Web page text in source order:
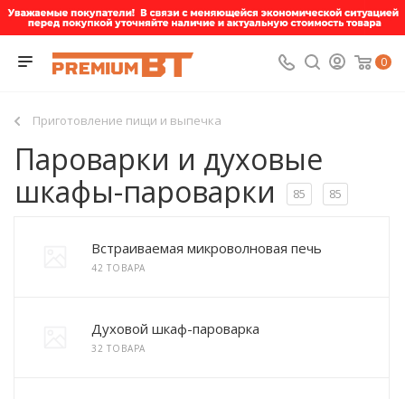
0
Приготовление пищи и выпечка
Пароварки и духовые
шкафы-пароварки
85 85
Встраиваемая микроволновая печь
42 ТОВАРА
Духовой шкаф-пароварка
32 ТОВАРА